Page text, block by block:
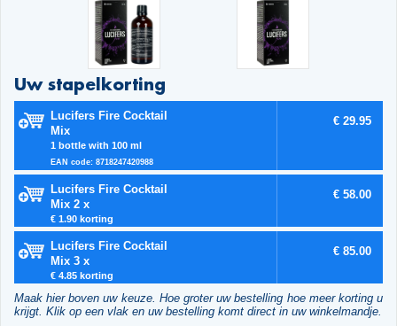
Uw stapelkorting
Lucifers Fire Cocktail
Mix
1 bottle with 100 ml
EAN code: 8718247420988
€ 29.95
Lucifers Fire Cocktail
Mix 2 x
€ 1.90 korting
€ 58.00
Lucifers Fire Cocktail
Mix 3 x
€ 4.85 korting
€ 85.00
Maak hier boven uw keuze. Hoe groter uw bestelling hoe meer korting u
krijgt. Klik op een vlak en uw bestelling komt direct in uw winkelmandje.